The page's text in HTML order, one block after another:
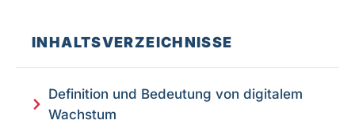
INHALTSVERZEICHNISSE
Definition und Bedeutung von digitalem
Wachstum